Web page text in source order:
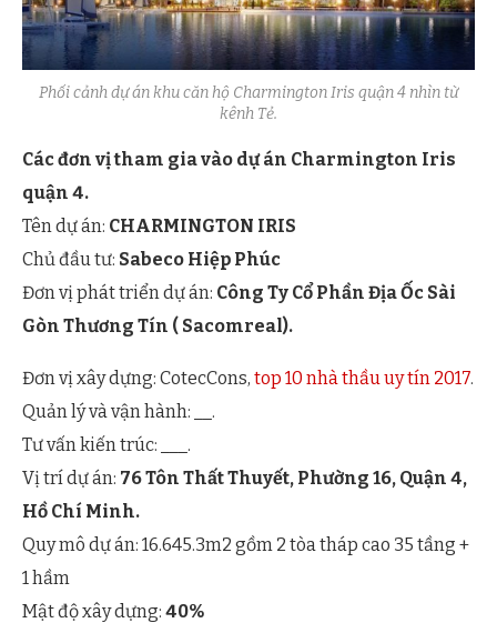
Phối cảnh dự án khu căn hộ Charmington Iris quận 4 nhìn từ
kênh Tẻ.
Các đơn vị tham gia vào dự án Charmington Iris
quận 4.
Tên dự án: CHARMINGTON IRIS
Chủ đầu tư: Sabeco Hiệp Phúc
Đơn vị phát triển dự án: Công Ty Cổ Phần Địa Ốc Sài
Gòn Thương Tín ( Sacomreal).
Đơn vị xây dựng: CotecCons, top 10 nhà thầu uy tín 2017.
Quản lý và vận hành: __.
Tư vấn kiến trúc: ___.
Vị trí dự án: 76 Tôn Thất Thuyết, Phường 16, Quận 4,
Hồ Chí Minh.
Quy mô dự án: 16.645.3m2 gồm 2 tòa tháp cao 35 tầng +
1 hầm
Mật độ xây dựng: 40%